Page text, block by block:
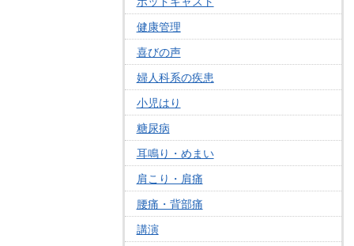
健康管理
喜びの声
婦人科系の疾患
小児はり
糖尿病
耳鳴り・めまい
肩こり・肩痛
腰痛・背部痛
講演